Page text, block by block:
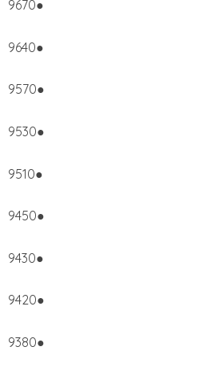
9670●
9640●
9570●
9530●
9510●
9450●
9430●
9420●
9380●